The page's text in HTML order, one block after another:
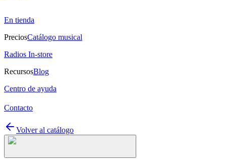
En tienda
PreciosCatálogo musical
Radios In-store
RecursosBlog
Centro de ayuda
Contacto
Volver al catálogo